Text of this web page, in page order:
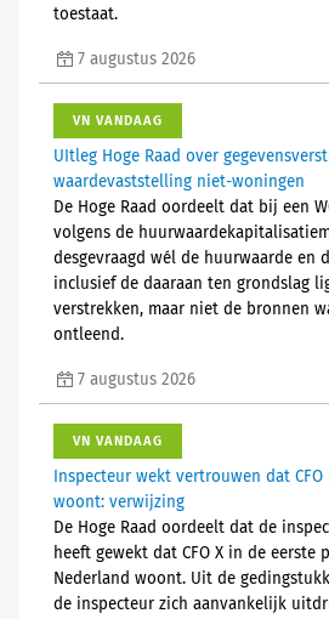
toestaat.
7 augustus 2026
VN VANDAAG
UItleg Hoge Raad over
waardevaststelling niet-woningen
De Hoge Raad oordeelt dat bij een
volgens de
desgevraagd wél de huurwaarde en
inclusief de daaraan ten grondslag
verstrekken, maar niet de bronnen
ontleend.
7 augustus 2026
VN VANDAAG
Inspecteur wekt vertrouwen dat
woont: verwijzing
De Hoge Raad oordeelt dat de
heeft gewekt dat CFO X in de eerste
Nederland woont. Uit de
de inspecteur zich aanvankelijk